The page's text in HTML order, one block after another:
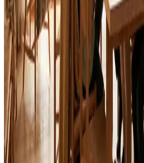
Alle mærker og systemer
Indhent tilbud
70 60 30 04